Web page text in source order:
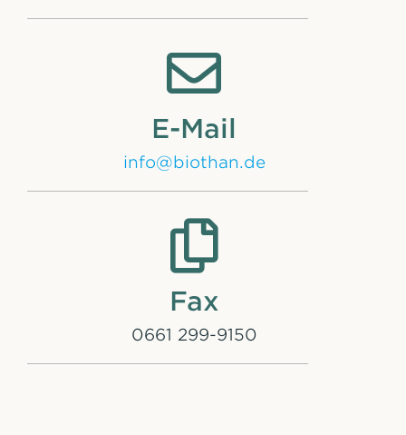
E-Mail
info@biothan.de
Fax
0661 299-9150